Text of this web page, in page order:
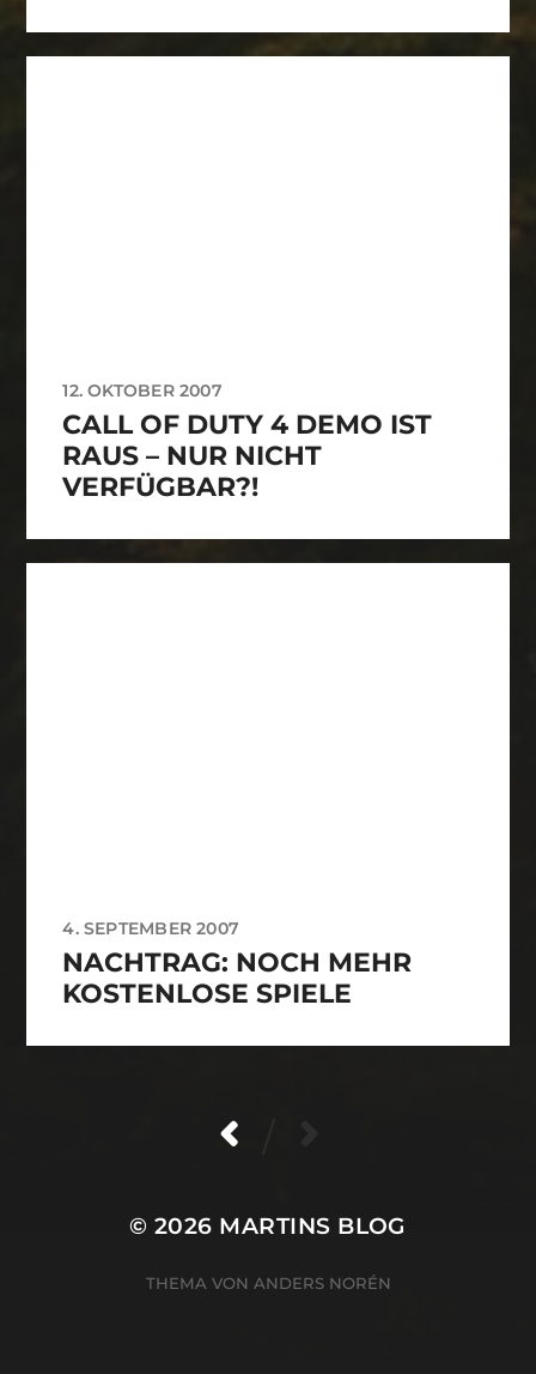
12. OKTOBER 2007
CALL OF DUTY 4 DEMO IST
RAUS – NUR NICHT
VERFÜGBAR?!
4. SEPTEMBER 2007
NACHTRAG: NOCH MEHR
KOSTENLOSE SPIELE
© 2026 MARTINS BLOG
THEMA VON ANDERS NORÉN